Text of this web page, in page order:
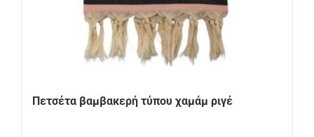
Πετσέτα βαμβακερή τύπου χαμάμ ριγέ